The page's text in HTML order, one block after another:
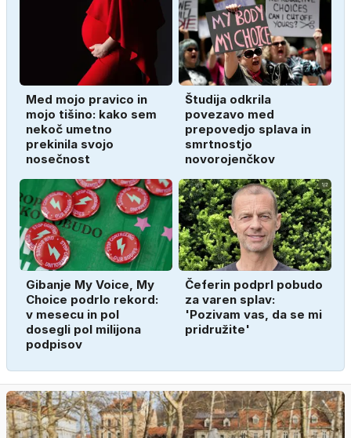
Med mojo pravico in
mojo tišino: kako sem
nekoč umetno
prekinila svojo
nosečnost
Študija odkrila
povezavo med
prepovedjo splava in
smrtnostjo
novorojenčkov
Gibanje My Voice, My
Choice podrlo rekord:
v mesecu in pol
dosegli pol milijona
podpisov
Čeferin podprl pobudo
za varen splav:
'Pozivam vas, da se mi
pridružite'